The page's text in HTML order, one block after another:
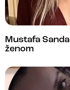
Mustafa
ženom